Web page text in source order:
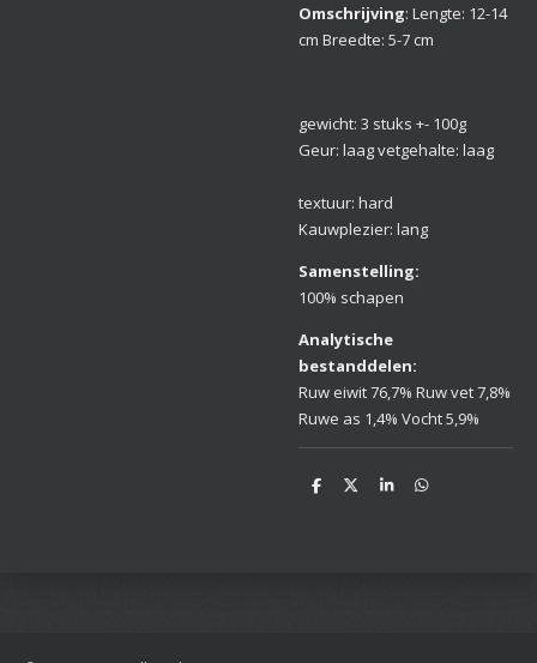
Omschrijving: Lengte: 12-14
cm Breedte: 5-7 cm
gewicht: 3 stuks +- 100g
Geur: laag vetgehalte: laag
textuur: hard
Kauwplezier: lang
Samenstelling:
100% schapen
Analytische
bestanddelen:
Ruw eiwit 76,7% Ruw vet 7,8%
Ruwe as 1,4% Vocht 5,9%
D
D
S
D